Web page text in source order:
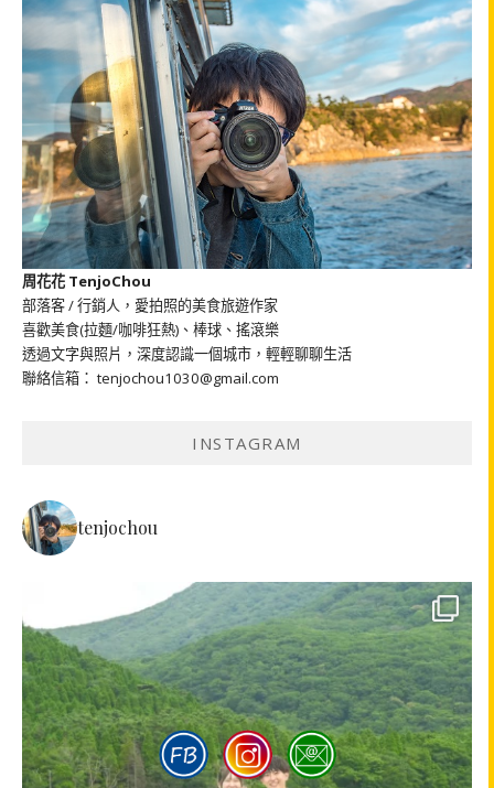
周花花 TenjoChou
部落客 / 行銷人，愛拍照的美食旅遊作家
喜歡美食(拉麵/咖啡狂熱)、棒球、搖滾樂
透過文字與照片，深度認識一個城市，輕輕聊聊生活
聯絡信箱： tenjochou1030@gmail.com
INSTAGRAM
tenjochou